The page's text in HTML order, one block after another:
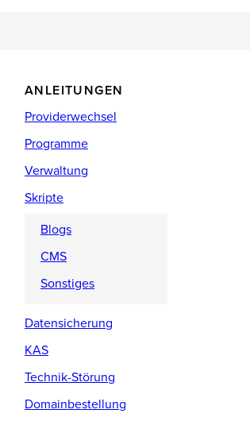
ANLEITUNGEN
Providerwechsel
Programme
Verwaltung
Skripte
Blogs
CMS
Sonstiges
Datensicherung
KAS
Technik-Störung
Domainbestellung